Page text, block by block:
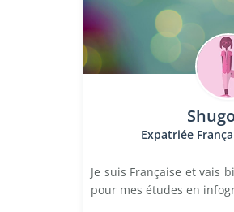
Expatriée
Je suis Française et vais
pour mes études en